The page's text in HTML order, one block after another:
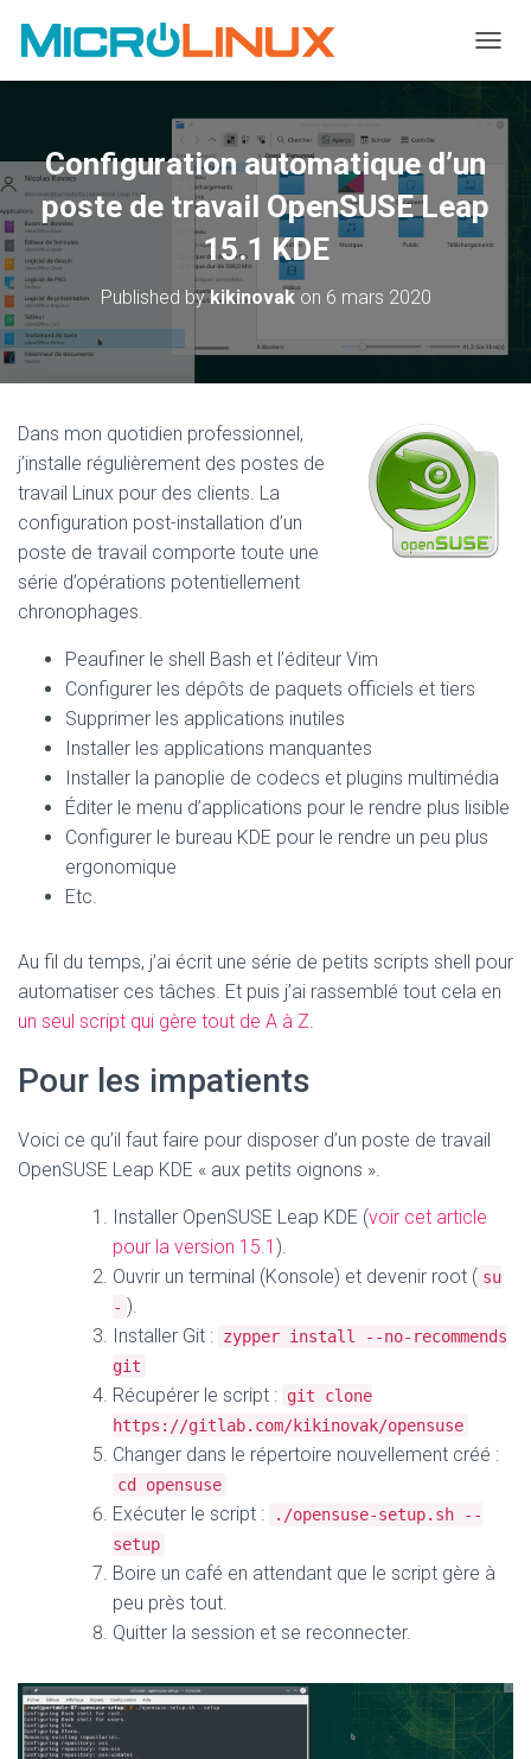
Configuration automatique d’un
poste de travail OpenSUSE Leap
15.1 KDE
Published bykikinovakon 6 mars 2020
Dans mon quotidien professionnel,
j’installe régulièrement des postes de
travail Linux pour des clients. La
configuration post-installation d’un
poste de travail comporte toute une
série d’opérations potentiellement
chronophages.
Peaufiner le shell Bash et l’éditeur Vim
Configurer les dépôts de paquets officiels et tiers
Supprimer les applications inutiles
Installer les applications manquantes
Installer la panoplie de codecs et plugins multimédia
Éditer le menu d’applications pour le rendre plus lisible
Configurer le bureau KDE pour le rendre un peu plus
ergonomique
Etc.
Au fil du temps, j’ai écrit une série de petits scripts shell pour
automatiser ces tâches. Et puis j’ai rassemblé tout cela en
un seul script qui gère tout de A à Z.
Pour les impatients
Voici ce qu’il faut faire pour disposer d’un poste de travail
OpenSUSE Leap KDE « aux petits oignons ».
Installer OpenSUSE Leap KDE (voir cet article
pour la version 15.1 ).
Ouvrir un terminal (Konsole) et devenir root ( su
- ).
Installer Git : zypper install --no-recommends
git
Récupérer le script : git clone
https://gitlab.com/kikinovak/opensuse
Changer dans le répertoire nouvellement créé :
cd opensuse
Exécuter le script :
./opensuse-setup.sh --
setup
Boire un café en attendant que le script gère à
peu près tout.
Quitter la session et se reconnecter.